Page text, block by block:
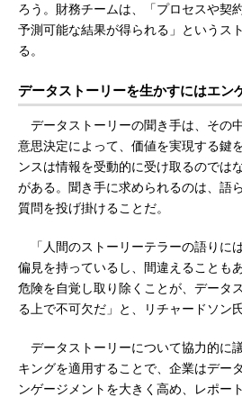
ろう。財務チームは、「プロセスや契
予測可能な結果が得られる」というス
る。
データストーリーを生かすにはエン
データストーリーの聞き手は、その
意思決定によって、価値を実現する鍵
ンスは情報を受動的に受け取るのでは
がある。聞き手に求められるのは、語
質問を投げ掛けることだ。
「人間のストーリーテラーの語りに
偏見を持っているし、間違えることも
危険を自覚し取り除くことが、データ
る上で不可欠だ」と、リチャードソン
データストーリーについて協力的に
キングを適用することで、企業はデー
ンゲージメントを大きく高め、レポー